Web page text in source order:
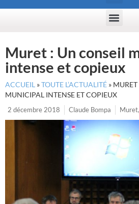
Muret : Un conseil
intense et copieux
ACCUEIL »TOUTE L’ACTUALITÉ »
MUNICIPAL INTENSE ET COPIEUX
2 décembre 2018
Claude Bompa Muret,